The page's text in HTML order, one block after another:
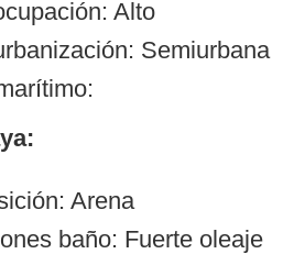
Alto
Semiurbana
Arena
baño: Fuerte oleaje